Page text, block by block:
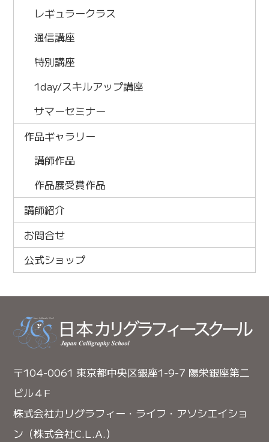
レギュラークラス
通信講座
特別講座
1day/スキルアップ講座
サマーセミナー
作品ギャラリー
講師作品
作品展受賞作品
講師紹介
お問合せ
公式ショップ
〒104-0061 東京都中央区銀座1-9-7 陽栄銀座第二
ビル４F
株式会社カリグラフィー・ライフ・アソシエイショ
ン（株式会社C.L.A.）